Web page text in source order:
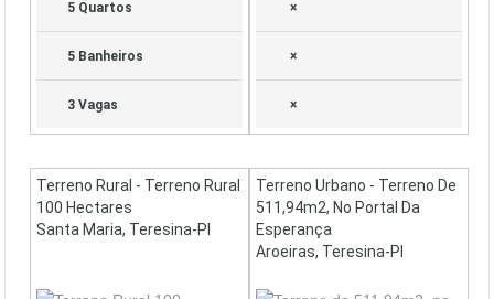
5 Quartos
5 Banheiros
3 Vagas
×
×
×
Terreno Rural - Terreno Rural
100 Hectares
Santa Maria, Teresina-PI
Terreno Urbano - Terreno De
511,94m2, No Portal Da
Esperança
Aroeiras, Teresina-PI